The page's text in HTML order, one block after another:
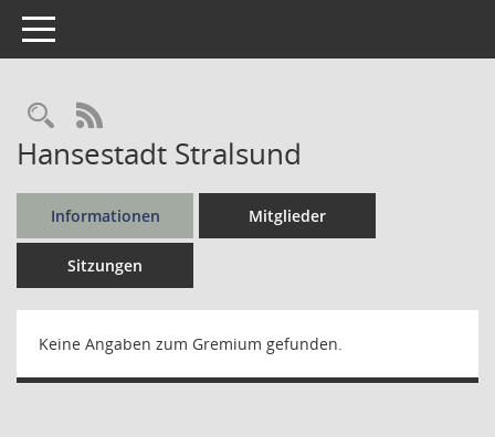
Toggle navigation
Rechercheauswahl
RSS-Feed
Hansestadt Stralsund
Informationen Mitglieder
Sitzungen
Keine Angaben zum Gremium gefunden.